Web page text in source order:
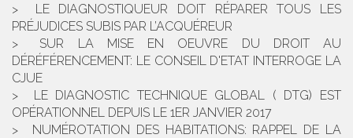
LE DIAGNOSTIQUEUR DOIT RÉPARER TOUS LES
PRÉJUDICES SUBIS PAR L’ACQUÉREUR
SUR LA MISE EN OEUVRE DU DROIT AU
DÉRÉFÉRENCEMENT: LE CONSEIL D'ETAT INTERROGE LA
CJUE
LE DIAGNOSTIC TECHNIQUE GLOBAL ( DTG) EST
OPÉRATIONNEL DEPUIS LE 1ER JANVIER 2017
NUMÉROTATION DES HABITATIONS: RAPPEL DE LA